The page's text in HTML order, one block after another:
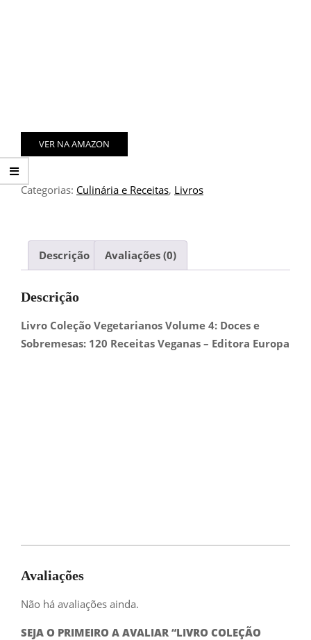
VER NA AMAZON
Categorias: Culinária e Receitas, Livros
Descrição Avaliações (0)
Descrição
Livro Coleção Vegetarianos Volume 4: Doces e
Sobremesas: 120 Receitas Veganas – Editora Europa
Avaliações
Não há avaliações ainda.
SEJA O PRIMEIRO A AVALIAR “LIVRO COLEÇÃO